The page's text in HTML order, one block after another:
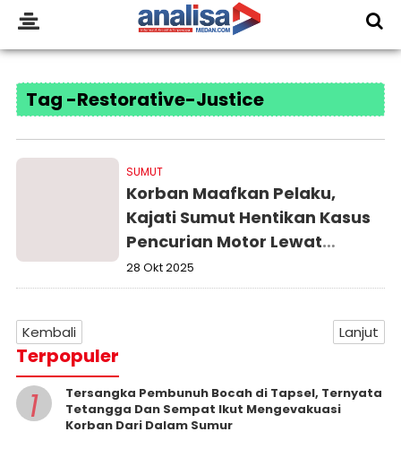
Tag -Restorative-Justice
SUMUT
Korban Maafkan Pelaku,
Kajati Sumut Hentikan Kasus
Pencurian Motor Lewat
Restorative Justice
28 Okt 2025
Kembali Lanjut
Terpopuler
1
Tersangka Pembunuh Bocah di Tapsel, Ternyata
Tetangga Dan Sempat Ikut Mengevakuasi
Korban Dari Dalam Sumur